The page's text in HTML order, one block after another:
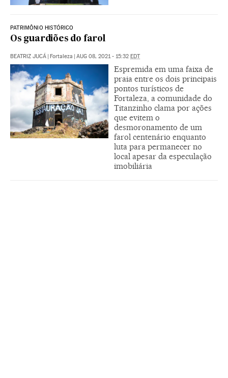
PATRIMÔNIO HISTÓRICO
Os guardiões do farol
BEATRIZ JUCÁ Fortaleza AUG 08, 2021 - 15:32 EDT
Espremida em uma faixa de
praia entre os dois principais
pontos turísticos de
Fortaleza, a comunidade do
Titanzinho clama por ações
que evitem o
desmoronamento de um
farol centenário enquanto
luta para permanecer no
local apesar da especulação
imobiliária